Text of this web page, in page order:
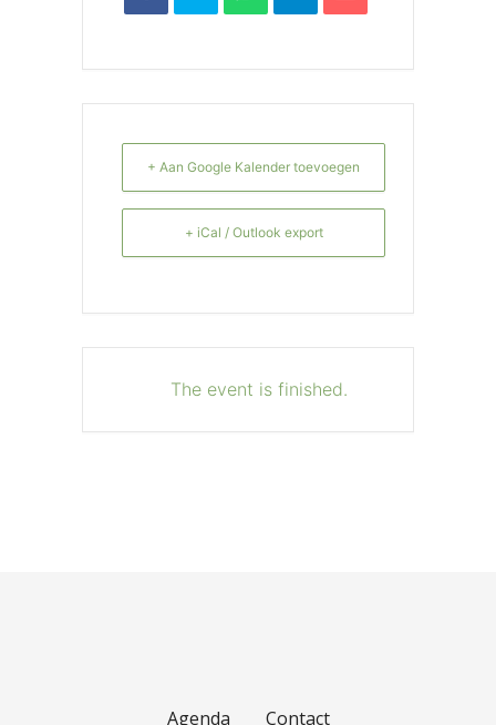
+ Aan Google Kalender toevoegen
+ iCal / Outlook export
The event is finished.
Agenda Contact